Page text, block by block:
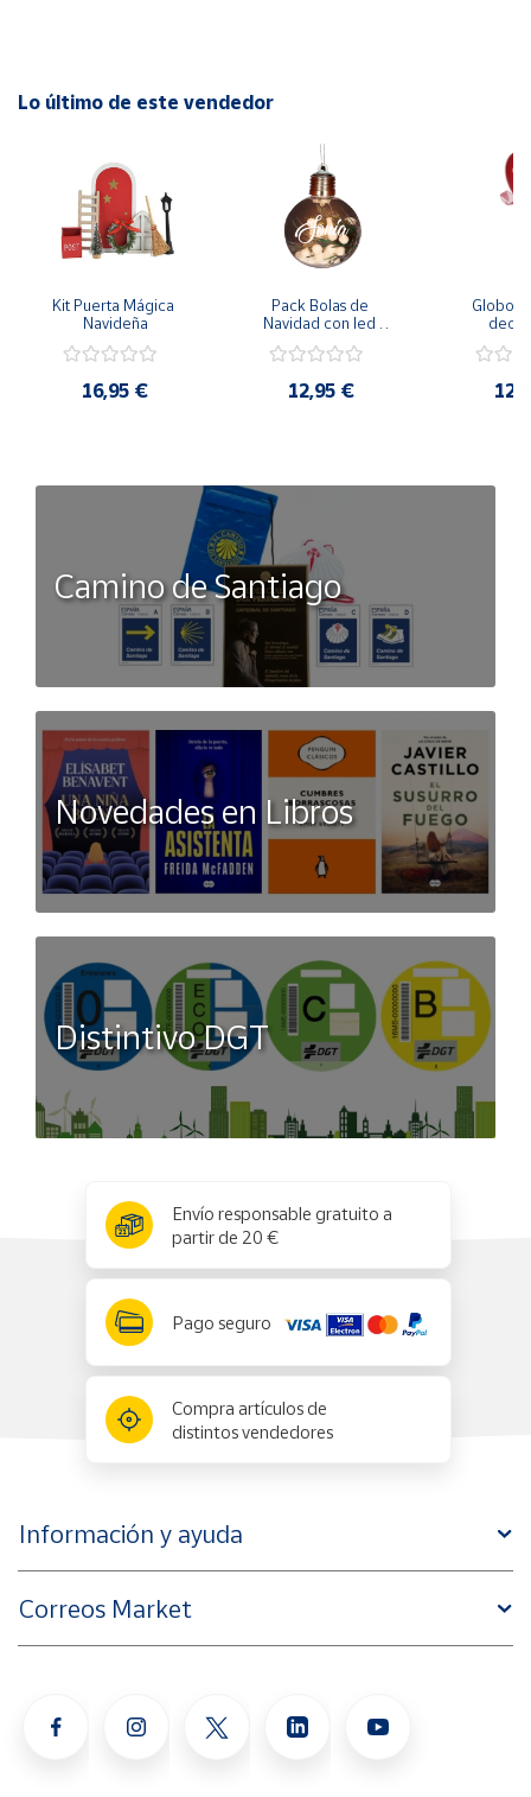
Lo último de este vendedor
Kit Puerta Mágica
Navideña
16,95 €
Pack Bolas de
Navidad con led
12,95 €
Globo
Camino de Santiago
Novedades en Libros
Distintivo DGT
Envío responsable gratuito a
partir de 20 €
Pago seguro
Compra artículos de
distintos vendedores
Información y ayuda
Correos Market